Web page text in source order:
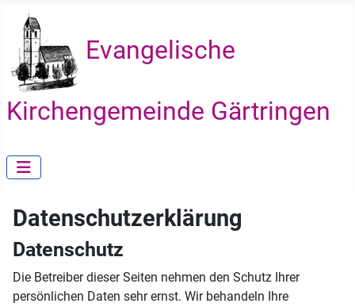
Evangelische
Kirchengemeinde Gärtringen
Datenschutzerklärung
Datenschutz
Die Betreiber dieser Seiten nehmen den Schutz Ihrer
persönlichen Daten sehr ernst. Wir behandeln Ihre